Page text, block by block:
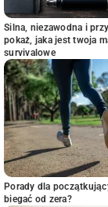
Silna, niezawodna i
pokaż, jaka jest twoja
survivalowe
Porady dla
biegać od zera?